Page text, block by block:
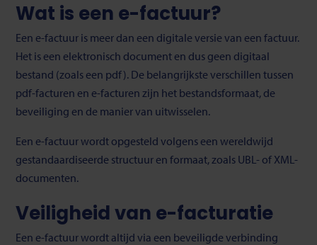
Wat is een e-factuur?
Een e-factuur is meer dan een digitale versie van een factuur.
Het is een elektronisch document en dus geen digitaal
bestand (zoals een pdf). De belangrijkste verschillen tussen
pdf-facturen en e-facturen zijn het bestandsformaat, de
beveiliging en de manier van uitwisselen.
Een e-factuur wordt opgesteld volgens een wereldwijd
gestandaardiseerde structuur en formaat, zoals UBL- of XML-
documenten.
Veiligheid van e-facturatie
Een e-factuur wordt altijd via een beveiligde verbinding